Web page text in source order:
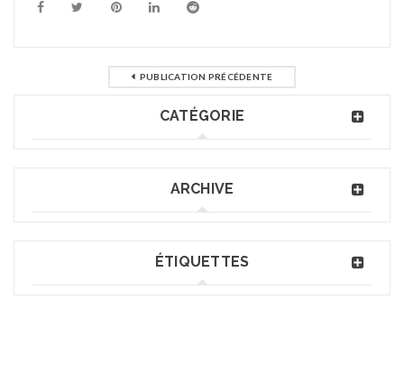
PUBLICATION PRÉCÉDENTE
CATÉGORIE
ARCHIVE
ÉTIQUETTES